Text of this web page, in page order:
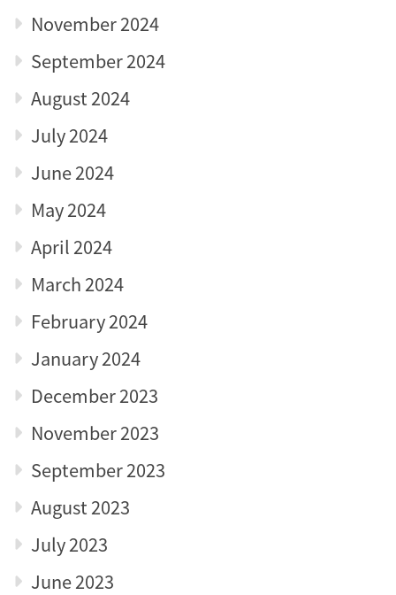
November 2024
September 2024
August 2024
July 2024
June 2024
May 2024
April 2024
March 2024
February 2024
January 2024
December 2023
November 2023
September 2023
August 2023
July 2023
June 2023